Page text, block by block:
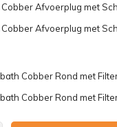
Afvoerplug met
Afvoerplug met
Cobber Rond met
Cobber Rond met